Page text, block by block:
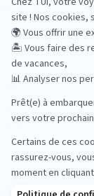
Road Trips
Safari
Sénior